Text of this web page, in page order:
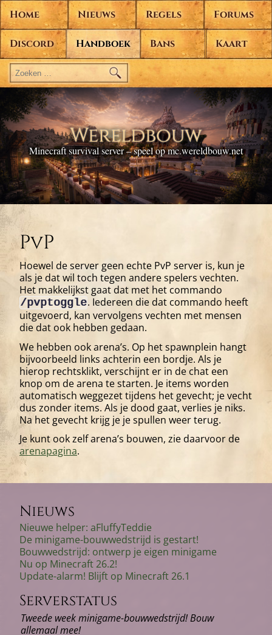
Home Nieuws Regels Forums
Discord Handboek Bans
Kaart
Zoeken
naar:
Wereldbouw
Minecraft survival server – speel op mc.wereldbouw.net
PvP
Hoewel de server geen echte PvP server is, kun je
als je dat wil toch tegen andere spelers vechten.
Het makkelijkst gaat dat met het commando
/pvptoggle. Iedereen die dat commando heeft
uitgevoerd, kan vervolgens vechten met mensen
die dat ook hebben gedaan.
We hebben ook arena’s. Op het spawnplein hangt
bijvoorbeeld links achterin een bordje. Als je
hierop rechtsklikt, verschijnt er in de chat een
knop om de arena te starten. Je items worden
automatisch weggezet tijdens het gevecht; je vecht
dus zonder items. Als je dood gaat, verlies je niks.
Na het gevecht krijg je je spullen weer terug.
Je kunt ook zelf arena’s bouwen, zie daarvoor de
arenapagina.
Nieuws
Nieuwe helper: aFluffyTeddie
De minigame-bouwwedstrijd is gestart!
Bouwwedstrijd: ontwerp je eigen minigame
Nu op Minecraft 26.2!
Update-alarm! Blijft op Minecraft 26.1
Serverstatus
Tweede week minigame-bouwwedstrijd! Bouw
allemaal mee!